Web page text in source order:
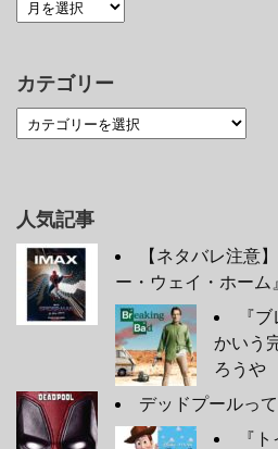
カテゴリー
人気記事
【ネタバレ注意
ー・ウェイ・ホーム
『
かいう
ろうや
デッドプールっ
『